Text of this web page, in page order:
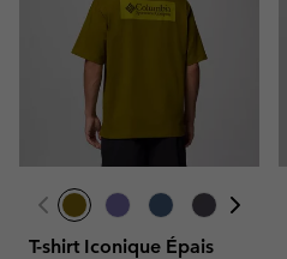
T-shirt Iconique Épais